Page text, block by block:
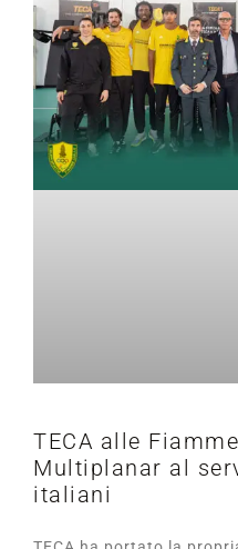
TECA alle
Multiplanar al
italiani